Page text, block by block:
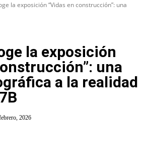
la exposición “Vidas en construcción”: una
la exposición
una
a la realidad
2026